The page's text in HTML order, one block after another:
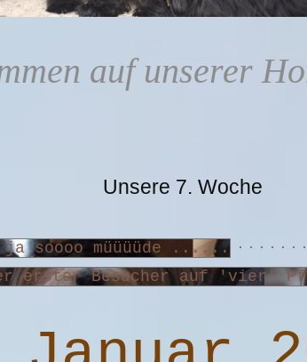
auf unserer
Unsere 7. Woche